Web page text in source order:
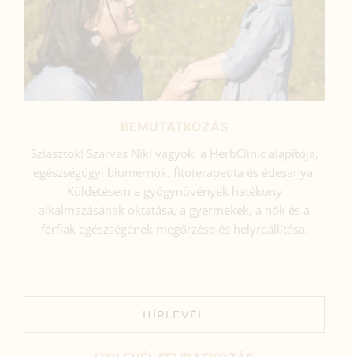
Sziasztok! Szarvas Niki vagyok, a HerbClinic alapítója,
egészségügyi biomérnök, fitoterapeuta és édesanya.
Küldetésem a gyógynövények hatékony
alkalmazásának oktatása, a gyermekek, a nők és a
férfiak egészségének megőrzése és helyreállítása.
HÍRLEVÉL